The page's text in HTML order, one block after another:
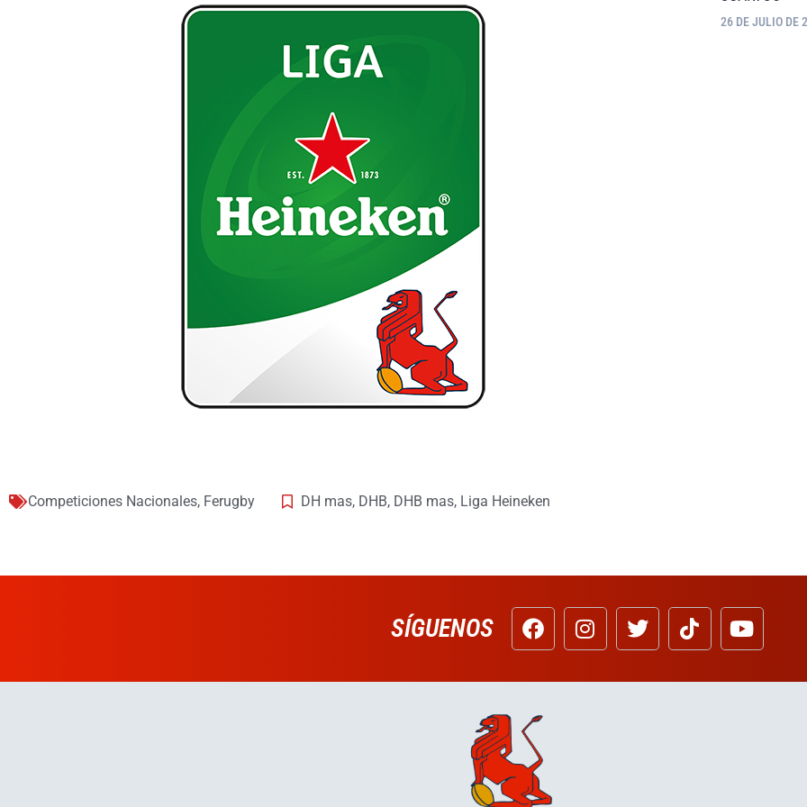
Competiciones Nacionales, Ferugby DH mas, DHB, DHB mas, Liga Heineken
26 DE JULIO DE
SÍGUENOS